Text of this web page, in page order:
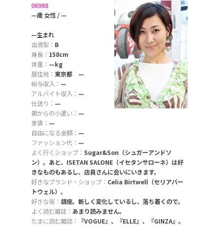
06988
—歳 女性 / —
—生まれ
血液型： B
身長： 158cm
体重： —kg
居住地： 東京都 —
給与収入： —
アルバイト収入： —
仕送り： —
親からの小遣い： —
家賃： —
自由になる金額： —
ファッション代： —
よく行くショップ： Sugar&Son（シュガーアンドソ
ン）。あと、ISETAN SALONE（イセタンサローネ）は好
きなものもあるし、店員さんに会いにいきます。
好きなブランド・ショップ： Celia Birtwell（セリアバー
トウェル）。
好きな街： 銀座。新しく変化しているし、落ち着くので。
よく読む雑誌： あまり読みません。
たまに読む雑誌：
『VOGUE』、『ELLE』、『GINZA』。